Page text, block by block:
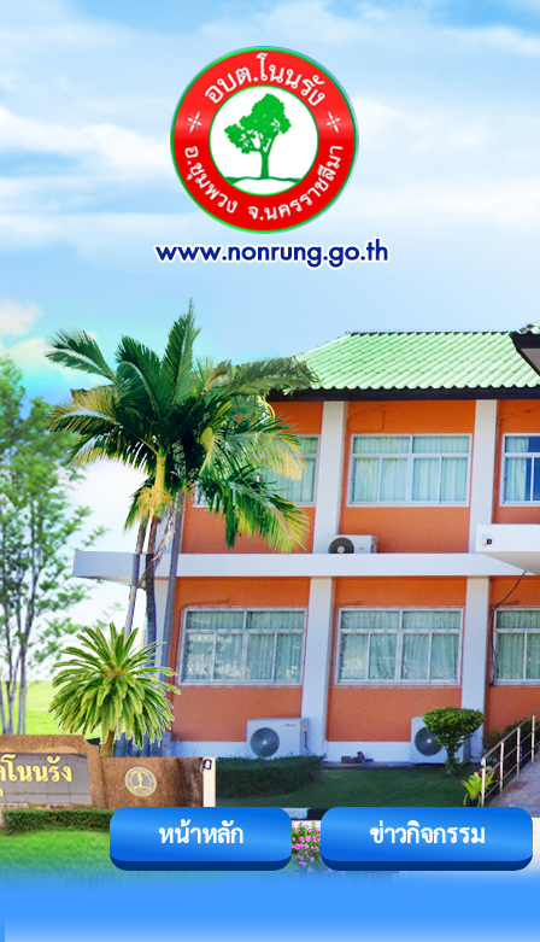
หน้าหลัก ข่าวกิจกรรม